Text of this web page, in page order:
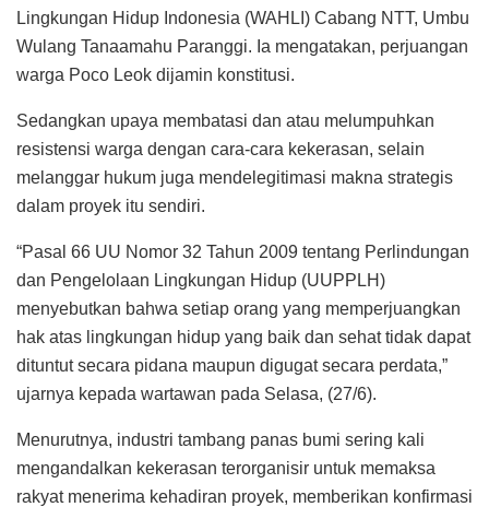
Lingkungan Hidup Indonesia (WAHLI) Cabang NTT, Umbu
Wulang Tanaamahu Paranggi. Ia mengatakan, perjuangan
warga Poco Leok dijamin konstitusi.
Sedangkan upaya membatasi dan atau melumpuhkan
resistensi warga dengan cara-cara kekerasan, selain
melanggar hukum juga mendelegitimasi makna strategis
dalam proyek itu sendiri.
“Pasal 66 UU Nomor 32 Tahun 2009 tentang Perlindungan
dan Pengelolaan Lingkungan Hidup (UUPPLH)
menyebutkan bahwa setiap orang yang memperjuangkan
hak atas lingkungan hidup yang baik dan sehat tidak dapat
dituntut secara pidana maupun digugat secara perdata,”
ujarnya kepada wartawan pada Selasa, (27/6).
Menurutnya, industri tambang panas bumi sering kali
mengandalkan kekerasan terorganisir untuk memaksa
rakyat menerima kehadiran proyek, memberikan konfirmasi